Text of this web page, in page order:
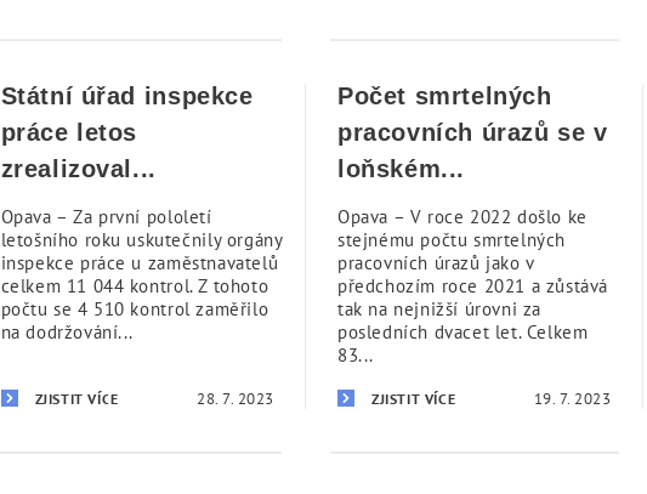
Státní úřad inspekce
práce letos
zrealizoval...
Opava – Za první pololetí
letošního roku uskutečnily orgány
inspekce práce u zaměstnavatelů
celkem 11 044 kontrol. Z tohoto
počtu se 4 510 kontrol zaměřilo
na dodržování...
ZJISTIT VÍCE 28. 7. 2023
Počet smrtelných
pracovních úrazů se v
loňském...
Opava – V roce 2022 došlo ke
stejnému počtu smrtelných
pracovních úrazů jako v
předchozím roce 2021 a zůstává
tak na nejnižší úrovni za
posledních dvacet let. Celkem
83...
ZJISTIT VÍCE 19. 7. 2023